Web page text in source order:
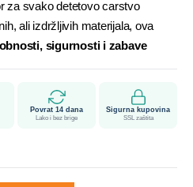
za svako detetovo carstvo
ali izdržljivih materijala, ova
sigurnosti i zabave
Povrat 14 dana
Lako i bez brige
Sigurna kupovina
SSL zaštita